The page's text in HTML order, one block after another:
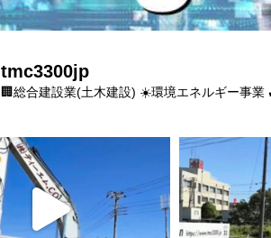
tmc3300jp
🏢総合建設業(土木建設) ☀️環境エネルギー事業